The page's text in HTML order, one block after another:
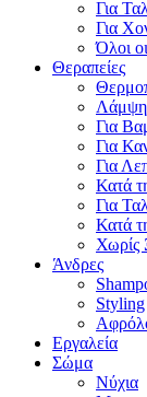
Για
Για
Όλοι
Θεραπείες
Για
Για
Για
Κατά
Για
Κατά
Χωρίς
Άνδρες
Styling
Εργαλεία
Σώμα
Νύχια